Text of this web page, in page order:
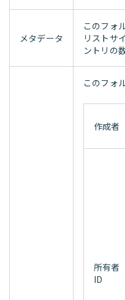
メタデータ
このフォ
リストサ
ントリの
このフォ
作成者
所有者
ID